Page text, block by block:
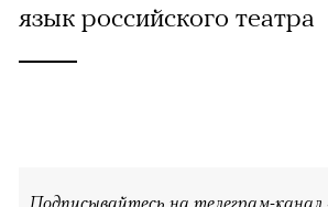
язык российского театра